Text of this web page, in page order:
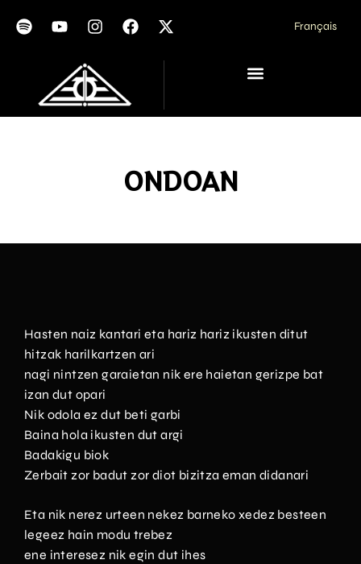
Français
ONDOAN
Hasten naiz kantari eta hariz hariz ikusten ditut
hitzak harilkartzen ari
nagi nintzen garaietan nik ere haietan gerizpe bat
izan dut opari
Nik odola ez dut beti garbi
Baina hola ikusten dut argi
Badakigu biok
Zerbait zor badut zor diot bizitza eman didanari
Eta nik nerez urteen nekez barneko xedez besteen
legeez hain modu trebez
ene interesez nik egin dut ihes